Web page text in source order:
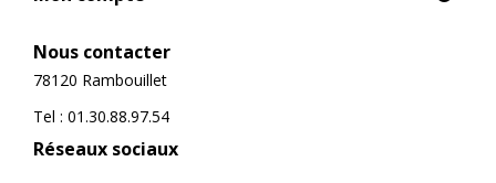
Nous contacter
78120 Rambouillet
Tel : 01.30.88.97.54
Réseaux sociaux